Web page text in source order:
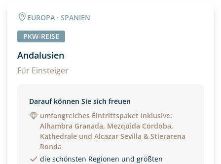
EUROPA · SPANIEN
PKW-REISE
Andalusien
Für Einsteiger
Darauf können Sie sich freuen
umfangreiches Eintrittspaket inklusive:
Alhambra Granada, Mezquida Cordoba,
Kathedrale und Alcazar Sevilla & Stierarena
Ronda
die schönsten Regionen und größten
Alter
Unterkunft
EZ Familienzimmer